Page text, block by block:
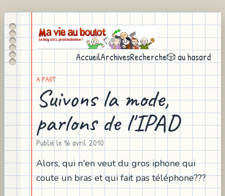
AccueilArchivesRecherche🎲 au hasard
A PART
Suivons la mode,
parlons de l'IPAD
Publié le16 avril 2010
Alors, qui n'en veut du gros iphone qui
coute un bras et qui fait pas téléphone???